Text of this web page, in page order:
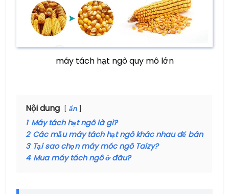
máy tách hạt ngô quy mô lớn
Nội dung ẩn
1 Máy tách hạt ngô là gì?
2 Các mẫu máy tách hạt ngô khác nhau để bán
3 Tại sao chọn máy móc ngô Taizy?
4 Mua máy tách ngô ở đâu?